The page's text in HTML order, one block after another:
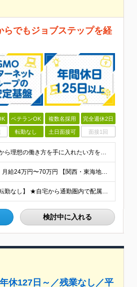
でもジョブステップを経
ベテランOK 複数名採用 完全週休2日
転勤なし 土日面接可 面接1回
★未経験も大歓迎！学歴・職歴一切不問！全国47都道府県から理想の働き方を手に入れたい方を大募集！ 具体的には… ■職種・業界未経験でも大丈夫！ゼロからスタートを応援！ ■第二新卒の方も大歓迎！新たな
◆初年度想定年収：320万円〜840万円 【関東／一都三県】月給24万円〜70万円 【関西・東海地方】月給23万円〜65万円 【その他の地方等】月給22万円〜60万円 ※ご経験・スキル・前職給与などを
【全国47都道府県のプロジェクト先で募集！／転居を伴う転勤なし】 ★自宅から通勤圏内で配属します。 ■首都圏／東京、神奈川、埼玉、千葉 ■関東／茨城、栃木、群馬、山梨 ■関西／大阪、兵庫、京都、奈良
検討中に入れる
休127日～／残業なし／平